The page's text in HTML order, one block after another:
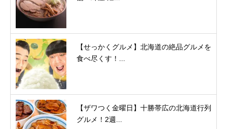
【せっかくグルメ】北海道の絶品グルメを
食べ尽くす！...
【ザワつく金曜日】十勝帯広の北海道行列
グルメ！2週...